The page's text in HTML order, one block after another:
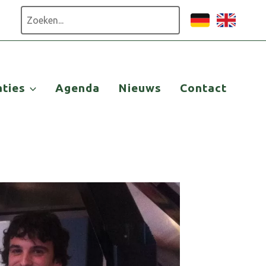
Agenda Nieuws Contact